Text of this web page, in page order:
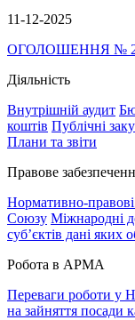
11-12-2025
ОГОЛОШЕННЯ №
Діяльність
Внутрішній аудит
коштів Публічні
Плани та звіти
Правове
Нормативно-
Союзу Міжнародні
субʼєктів дані
Робота в АРМА
Переваги роботи у
на зайняття посади